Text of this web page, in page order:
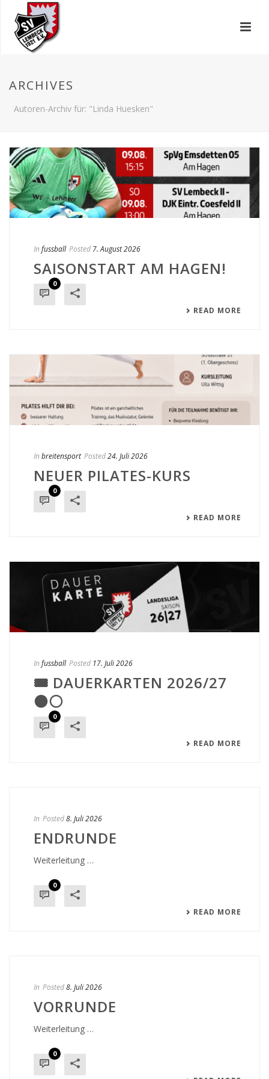
ARCHIVES
Autoren-Archiv für: "Linda Huesken"
In fussball Posted 7. August 2026
SAISONSTART AM HAGEN!
0
READ MORE
In breitensport Posted24. Juli 2026
NEUER PILATES-KURS
0
READ MORE
In fussball Posted 17. Juli 2026
🎟️ DAUERKARTEN 2026/27
⚫⚪
0
READ MORE
In Posted8. Juli 2026
ENDRUNDE
Weiterleitung …
0
READ MORE
In Posted8. Juli 2026
VORRUNDE
Weiterleitung …
0